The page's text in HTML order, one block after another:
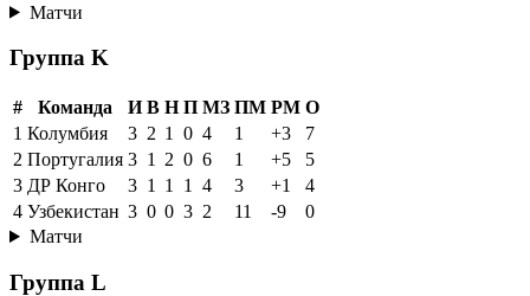
Матчи
Группа K
# Команда И В Н П МЗ ПМ РМ О
1 Колумбия 3 2 1 0 4 1 +3
7
2 Португалия 3 1 2 0 6 1 +5
5
3 ДР Конго 3 1 1 1 4 3 +1
4
4 Узбекистан 3 0 0 3 2 11 -9
0
Матчи
Группа L